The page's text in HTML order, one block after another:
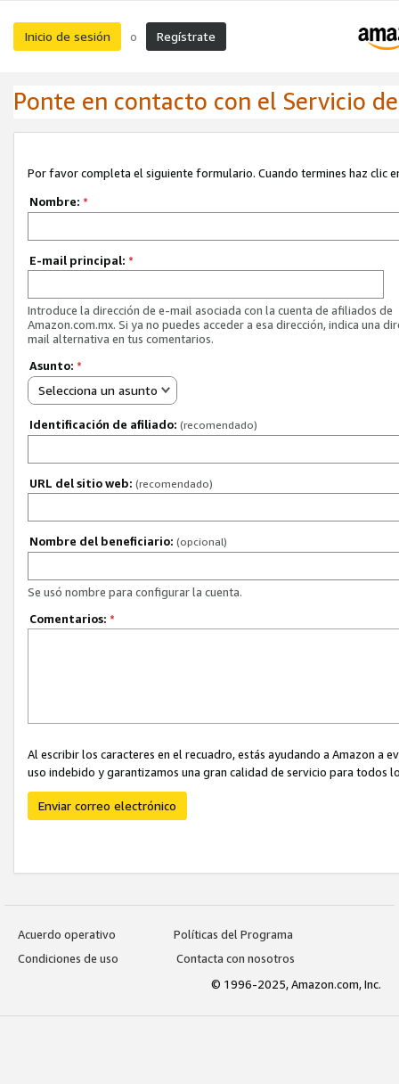
Inicio de sesión o Regístrate
Ponte en contacto con el Servicio
Por favor completa el siguiente formulario. Cuando termines haz clic
Nombre: *
E-mail principal: *
Introduce la dirección de e-mail asociada con la cuenta de afiliados de
Amazon.com.mx. Si ya no puedes acceder a esa dirección, indica una
mail alternativa en tus comentarios.
Asunto: *
Selecciona un asunto
Identificación de afiliado: (recomendado)
URL del sitio web: (recomendado)
Nombre del beneficiario: (opcional)
Se usó nombre para configurar la cuenta.
Comentarios: *
Al escribir los caracteres en el recuadro, estás ayudando a Amazon
uso indebido y garantizamos una gran calidad de servicio para todos
Enviar correo electrónico
Acuerdo operativo
Políticas del Programa
Condiciones de uso
Contacta con nosotros
© 1996-2025, Amazon.com, Inc.